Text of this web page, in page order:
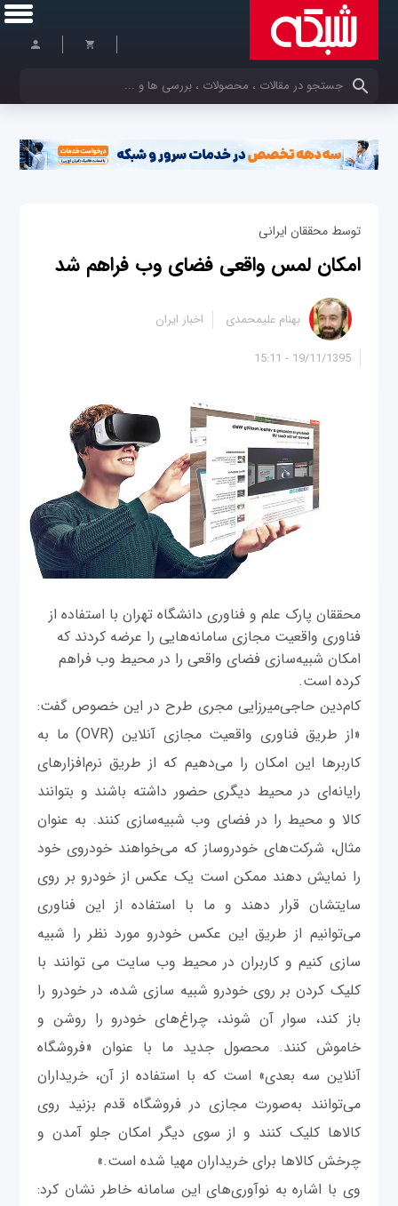
کلمات کلیدی خود را وارد کنید
توسط محققان ایرانی
امکان لمس واقعی فضای وب فراهم شد
19/11/1395 - 15:11
بهنام علیمحمدی اخبار ایران
محققان پارک علم و فناوری دانشگاه تهران با استفاده از
فناوری واقعیت مجازی سامانه‌هایی را عرضه کردند که
امکان شبیه‌سازی فضای واقعی را در محیط وب فراهم
کرده است.
کام‌دین حاجی‌میرزایی مجری طرح در این خصوص گفت:
«از طریق فناوری واقعیت مجازی آنلاین (OVR) ما به
کاربرها این امکان را می‌دهیم که از طریق نرم‌افزارهای
رایانه‌ای در محیط دیگری حضور داشته باشند و بتوانند
کالا و محیط را در فضای وب شبیه‌سازی کنند. به عنوان
مثال، شرکت‌های خودروساز که می‌خواهند خودروی خود
را نمایش دهند ممکن است یک عکس از خودرو بر روی
سایتشان قرار دهند و ما با استفاده از این فناوری
می‌توانیم از طریق این عکس خودرو مورد نظر را شبیه
سازی کنیم و کاربران در محیط وب سایت می توانند با
کلیک کردن بر روی خودرو شبیه سازی شده، در خودرو را
باز کند، سوار آن شوند، چراغ‌های خودرو را روشن و
خاموش کنند. محصول جدید ما با عنوان «فروشگاه
آنلاین سه بعدی» است که با استفاده از آن، خریداران
می‌توانند به‌صورت مجازی در فروشگاه قدم بزنید روی
کالاها کلیک کنند و از سوی دیگر امکان جلو آمدن و
چرخش کالاها برای خریداران مهیا شده است.»
وی با اشاره به نوآوری‌های این سامانه خاطر نشان کرد: